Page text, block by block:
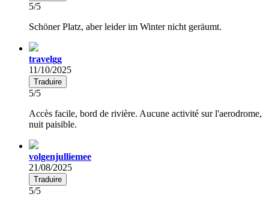
5/5
Schöner Platz, aber leider im Winter nicht geräumt.
travelgg
11/10/2025
Traduire
5/5
Accès facile, bord de rivière. Aucune activité sur l'aerodrome,
nuit paisible.
volgenjulliemee
21/08/2025
Traduire
5/5